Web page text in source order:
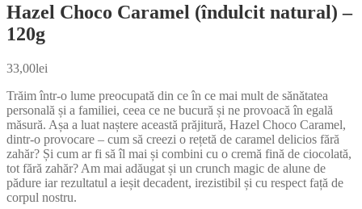
Hazel Choco Caramel (îndulcit natural) –
120g
33,00lei
Trăim într-o lume preocupată din ce în ce mai mult de sănătatea
personală și a familiei, ceea ce ne bucură și ne provoacă în egală
măsură. Așa a luat naștere această prăjitură, Hazel Choco Caramel,
dintr-o provocare – cum să creezi o rețetă de caramel delicios fără
zahăr? Și cum ar fi să îl mai și combini cu o cremă fină de ciocolată,
tot fără zahăr? Am mai adăugat și un crunch magic de alune de
pădure iar rezultatul a ieșit decadent, irezistibil și cu respect față de
corpul nostru.